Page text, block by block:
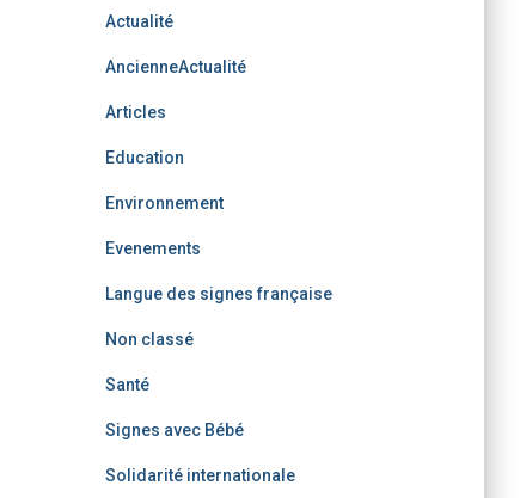
Actualité
AncienneActualité
Articles
Education
Environnement
Evenements
Langue des signes française
Non classé
Santé
Signes avec Bébé
Solidarité internationale